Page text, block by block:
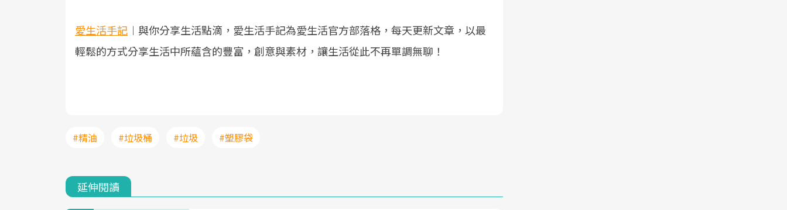
愛生活手記 ︱與你分享生活點滴，愛生活手記為愛生活官方部落格，每天更新文章，以最
輕鬆的方式分享生活中所蘊含的豐富，創意與素材，讓生活從此不再單調無聊！
#精油 #垃圾桶 #垃圾 #塑膠袋
延伸閱讀